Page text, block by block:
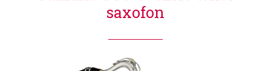
saxofon